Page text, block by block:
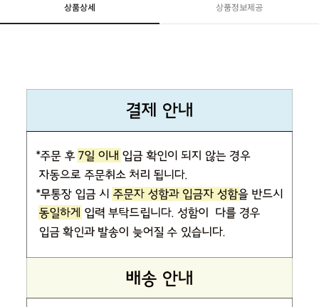
상품상세 상품정보제공